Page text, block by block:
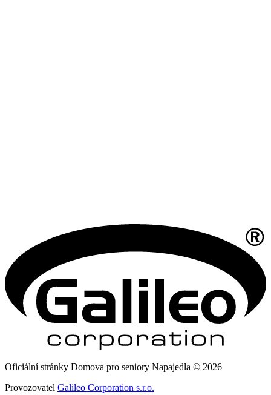
Oficiální stránky Domova pro seniory Napajedla © 2026
Provozovatel Galileo Corporation s.r.o.